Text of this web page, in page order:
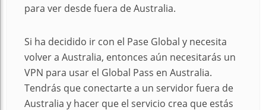
para ver desde fuera de Australia.
Si ha decidido ir con el Pase Global y necesita
volver a Australia, entonces aún necesitarás un
VPN para usar el Global Pass en Australia.
Tendrás que conectarte a un servidor fuera de
Australia y hacer que el servicio crea que estás